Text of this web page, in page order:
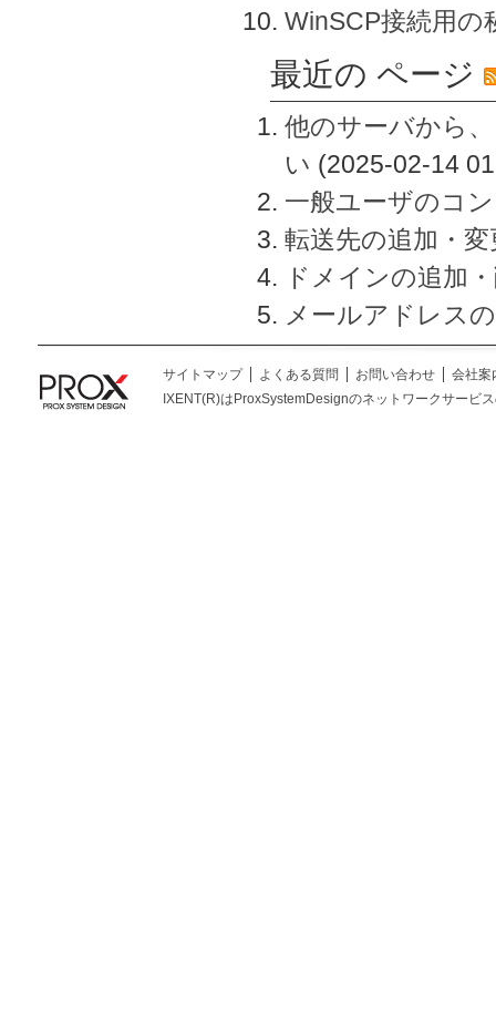
WinSCP接続用の
最近の ページ
他のサーバから
い (2025-02-14
一般ユーザのコ
転送先の追加・
ドメインの追加
メールアドレス
サイトマップ よくある質問 お問い合わせ
会社案
IXENT(R)はProxSystemDesignのネットワークサービ